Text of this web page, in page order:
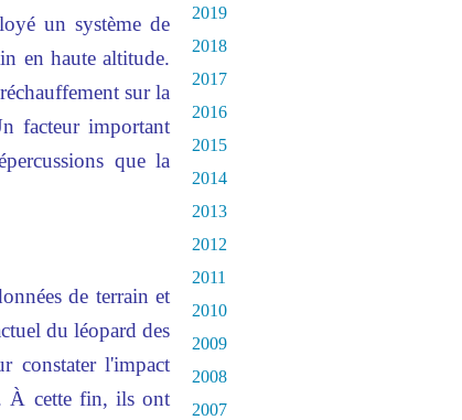
un système de
en haute altitude.
sur la
facteur important
que la
de terrain et
du léopard des
constater l'impact
À cette fin, ils ont
2019
2018
2017
2016
2015
2014
2013
2012
2011
2010
2009
2008
2007